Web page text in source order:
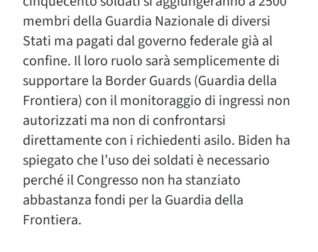
membri della Guardia Nazionale di diversi
Stati ma pagati dal governo federale già al
confine. Il loro ruolo sarà semplicemente di
supportare la Border Guards (Guardia della
Frontiera) con il monitoraggio di ingressi non
autorizzati ma non di confrontarsi
direttamente con i richiedenti asilo. Biden ha
spiegato che l’uso dei soldati è necessario
perché il Congresso non ha stanziato
abbastanza fondi per la Guardia della
Frontiera.